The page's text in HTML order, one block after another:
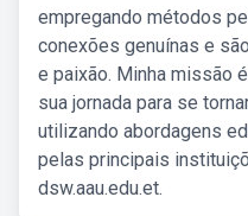
empregando métodos
conexões genuínas e
e paixão. Minha missão
sua jornada para se
utilizando abordagens
pelas principais
dsw.aau.edu.et.